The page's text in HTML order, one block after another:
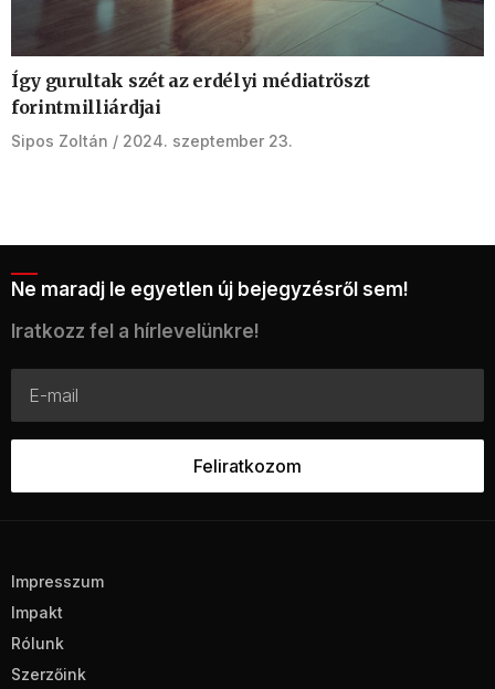
Így gurultak szét az erdélyi médiatröszt
forintmilliárdjai
Sipos Zoltán 2024. szeptember 23.
Ne maradj le egyetlen új bejegyzésről sem!
Iratkozz fel a hírlevelünkre!
Impresszum
Impakt
Rólunk
Szerzőink